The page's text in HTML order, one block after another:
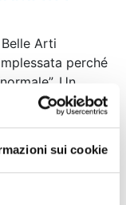
sui cookie
Arti
perché
Un
incontra Gaku,
band e
a stravolgersi…
due ragazzi